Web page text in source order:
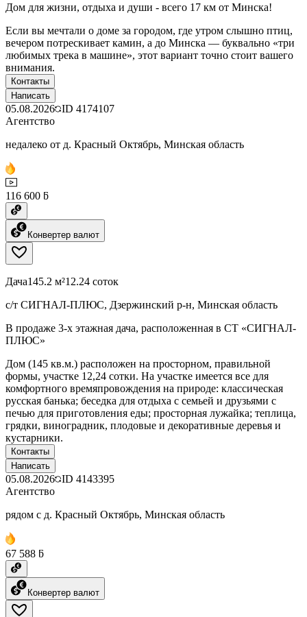
Дом для жизни, отдыха и души - всего 17 км от Минска!
Если вы мечтали о доме за городом, где утром слышно птиц,
вечером потрескивает камин, а до Минска — буквально «три
любимых трека в машине», этот вариант точно стоит вашего
внимания.
Контакты
Написать
05.08.2026 ID 4174107
Агентство
недалеко от д. Красный Октябрь, Минская область
116 600 ƃ
Конвертер валют
Дача145.2 м²12.24 соток
с/т СИГНАЛ-ПЛЮС, Дзержинский р-н, Минская область
В продаже 3-х этажная дача, расположенная в СТ «СИГНАЛ-
ПЛЮС»
Дом (145 кв.м.) расположен на просторном, правильной
формы, участке 12,24 сотки. На участке имеется все для
комфортного времяпровождения на природе: классическая
русская банька; беседка для отдыха с семьей и друзьями с
печью для приготовления еды; просторная лужайка; теплица,
грядки, виноградник, плодовые и декоративные деревья и
кустарники.
Контакты
Написать
05.08.2026 ID 4143395
Агентство
рядом с д. Красный Октябрь, Минская область
67 588 ƃ
Конвертер валют